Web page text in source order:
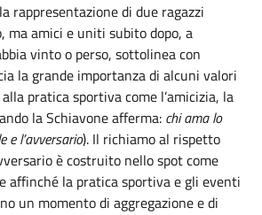
rappresentazione di due ragazzi
ma amici e uniti subito dopo, a
vinto o perso, sottolinea con
la grande importanza di alcuni valori
pratica sportiva come l’amicizia, la
la Schiavone afferma: chi ama lo
e l’avversario). Il richiamo al rispetto
è costruito nello spot come
affinché la pratica sportiva e gli eventi
un momento di aggregazione e di